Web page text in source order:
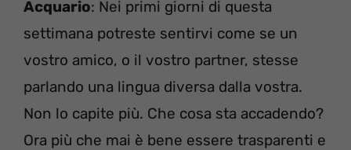
Acquario: Nei primi giorni di questa
settimana potreste sentirvi come se un
vostro amico, o il vostro partner, stesse
parlando una lingua diversa dalla vostra.
Non lo capite più. Che cosa sta accadendo?
Ora più che mai è bene essere trasparenti e